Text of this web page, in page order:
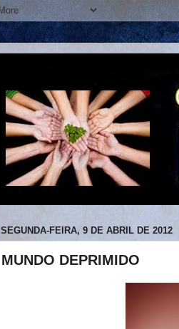
SEGUNDA-FEIRA, 9 DE ABRIL DE 2012
MUNDO DEPRIMIDO